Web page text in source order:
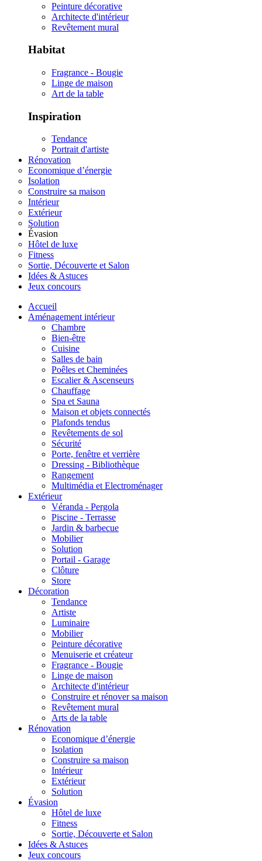
Peinture décorative
Architecte d'intérieur
Revêtement mural
Habitat
Fragrance - Bougie
Linge de maison
Art de la table
Inspiration
Tendance
Portrait d'artiste
Rénovation
Economique d’énergie
Isolation
Construire sa maison
Intérieur
Extérieur
Solution
Évasion
Hôtel de luxe
Fitness
Sortie, Découverte et Salon
Idées & Astuces
Jeux concours
Accueil
Aménagement intérieur
Chambre
Bien-être
Cuisine
Salles de bain
Poêles et Cheminées
Escalier & Ascenseurs
Chauffage
Spa et Sauna
Maison et objets connectés
Plafonds tendus
Revêtements de sol
Sécurité
Porte, fenêtre et verrière
Dressing - Bibliothèque
Rangement
Multimédia et Electroménager
Extérieur
Véranda - Pergola
Piscine - Terrasse
Jardin & barbecue
Mobilier
Solution
Portail - Garage
Clôture
Store
Décoration
Tendance
Artiste
Luminaire
Mobilier
Peinture décorative
Menuiserie et créateur
Fragrance - Bougie
Linge de maison
Architecte d'intérieur
Construire et rénover sa maison
Revêtement mural
Arts de la table
Rénovation
Economique d’énergie
Isolation
Construire sa maison
Intérieur
Extérieur
Solution
Évasion
Hôtel de luxe
Fitness
Sortie, Découverte et Salon
Idées & Astuces
Jeux concours